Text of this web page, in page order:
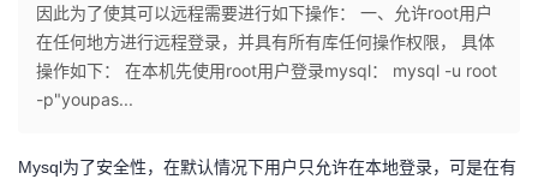
个
人
主
我
的
因此为了使其可以远程需要进行如下操作： 一、允许root用户
在任何地方进行远程登录，并具有所有库任何操作权限， 具体
操作如下： 在本机先使用root用户登录mysql： mysql -u root
-p"youpas...
Mysql为了安全性，在默认情况下用户只允许在本地登录，可是在有